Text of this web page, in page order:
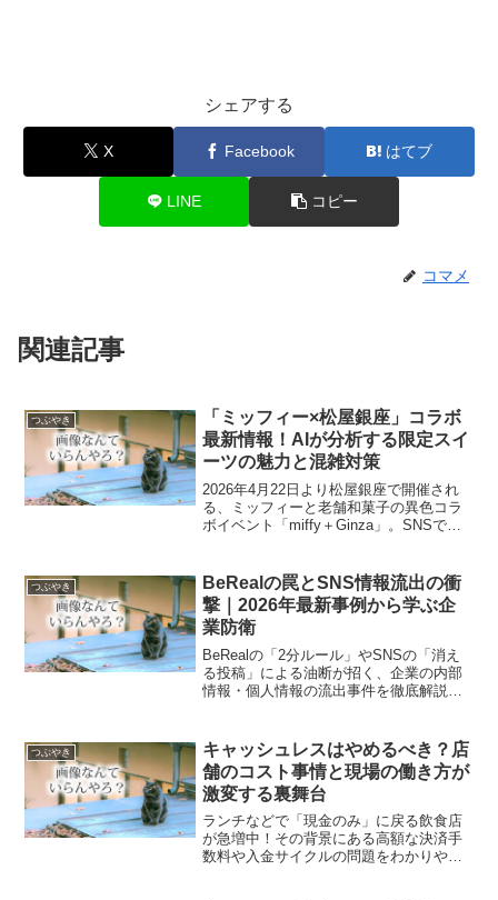
シェアする
X Facebook はてブ
LINE コピー
コマメ
関連記事
つぶやき
「ミッフィー×松屋銀座」コラボ
最新情報！AIが分析する限定スイ
ーツの魅力と混雑対策
2026年4月22日より松屋銀座で開催され
る、ミッフィーと老舗和菓子の異色コラ
ボイベント「miffy＋Ginza」。SNSでも
が独自の視点で徹底解剖します。【この
記...
つぶやき
BeRealの罠とSNS情報流出の衝
撃｜2026年最新事例から学ぶ企
業防衛
BeRealの「2分ルール」やSNSの「消え
る投稿」による油断が招く、企業の内部
情報・個人情報の流出事件を徹底解説。
イク画像問題、最新の企業管理体制まで
網羅します。
つぶやき
キャッシュレスはやめるべき？店
舗のコスト事情と現場の働き方が
激変する裏舞台
ランチなどで「現金のみ」に戻る飲食店
が急増中！その背景にある高額な決済手
数料や入金サイクルの問題をわかりやす